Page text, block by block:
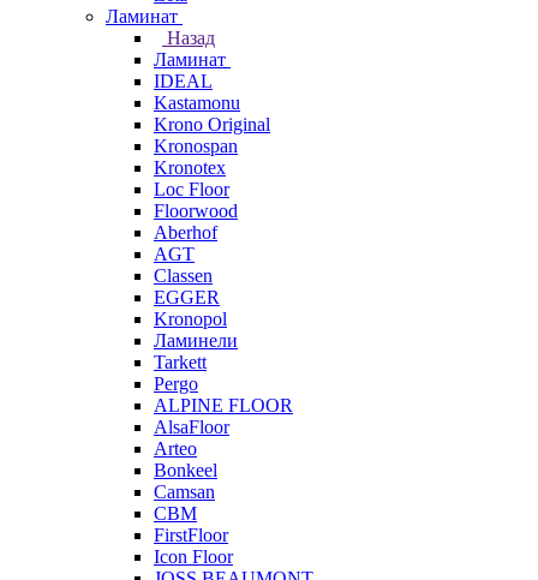
Ламинат
Назад
Ламинат
IDEAL
Kastamonu
Krono Original
Kronospan
Kronotex
Loc Floor
Floorwood
Aberhof
AGT
Classen
EGGER
Kronopol
Ламинели
Tarkett
Pergo
ALPINE FLOOR
AlsaFloor
Arteo
Bonkeel
Camsan
CBM
FirstFloor
Icon Floor